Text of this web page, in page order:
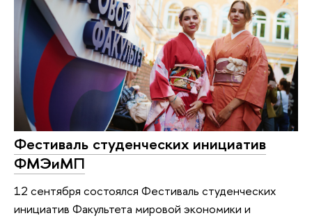
Фестиваль студенческих инициатив
ФМЭиМП
12 сентября состоялся Фестиваль студенческих
инициатив Факультета мировой экономики и